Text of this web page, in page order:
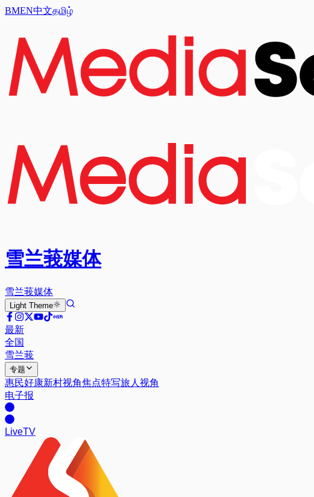
BMEN中文தமிழ்
雪兰莪媒体
雪兰莪媒体
Light Theme
最新
全国
雪兰莪
专题
惠民好康新村视角焦点特写旅人视角
电子报
LiveTV